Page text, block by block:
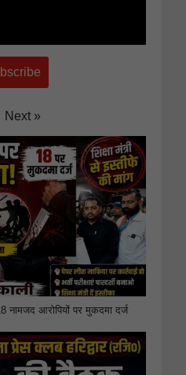
Next »
नामजद आरोपियों पर मुकदमा दर्ज